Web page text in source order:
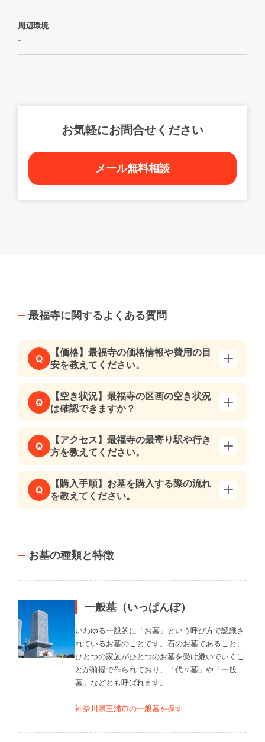
周辺環境
-
お気軽にお問合せください
メール無料相談
最福寺に関するよくある質問
Q
【価格】最福寺の価格情報や費用の目
安を教えてください。
Q
【空き状況】最福寺の区画の空き状況
は確認できますか？
Q
【アクセス】最福寺の最寄り駅や行き
方を教えてください。
Q
【購入手順】お墓を購入する際の流れ
を教えてください。
お墓の種類と特徴
一般墓（いっぱんぼ）
いわゆる一般的に「お墓」という呼び方で認識さ
れているお墓のことです。石のお墓であること、
ひとつの家族がひとつのお墓を受け継いでいくこ
とが前提で作られており、「代々墓」や「一般
墓」などとも呼ばれます。
神奈川県三浦市の一般墓を探す